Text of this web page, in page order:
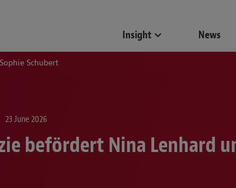
Insight News
Schubert
23 June 2026
befördert Nina Lenhard